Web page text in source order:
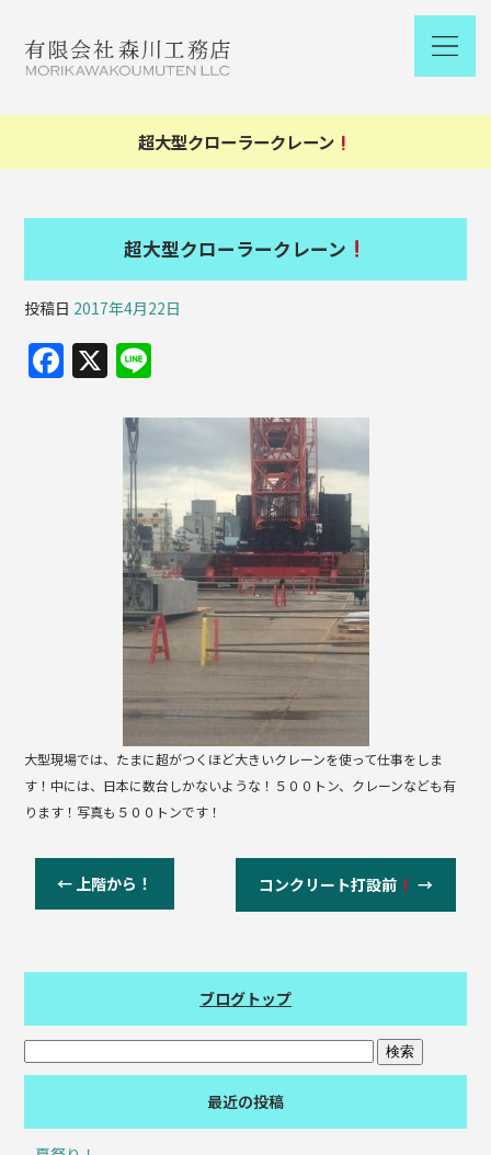
超大型クローラークレーン
超大型クローラークレーン
投稿日 2017年4月22日
F X
e
大型現場では、たまに超がつくほど大きいクレーンを使って仕事をしま
す！中には、日本に数台しかないような！５００トン、クレーンなども有
ります！写真も５００トンです！
← 上階から！ コンクリート打設前 →
ブログトップ
最近の投稿